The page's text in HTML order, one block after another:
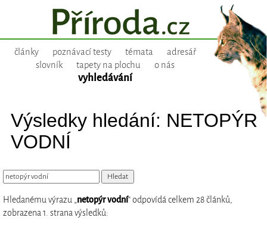
články poznávací testy témata
adresář
slovník
tapety na plochu o nás
vyhledávání
Výsledky hledání: NETOPÝR
VODNÍ
Hledanému výrazu „netopýr vodní“ odpovídá celkem 28 článků,
zobrazena 1. strana výsledků: